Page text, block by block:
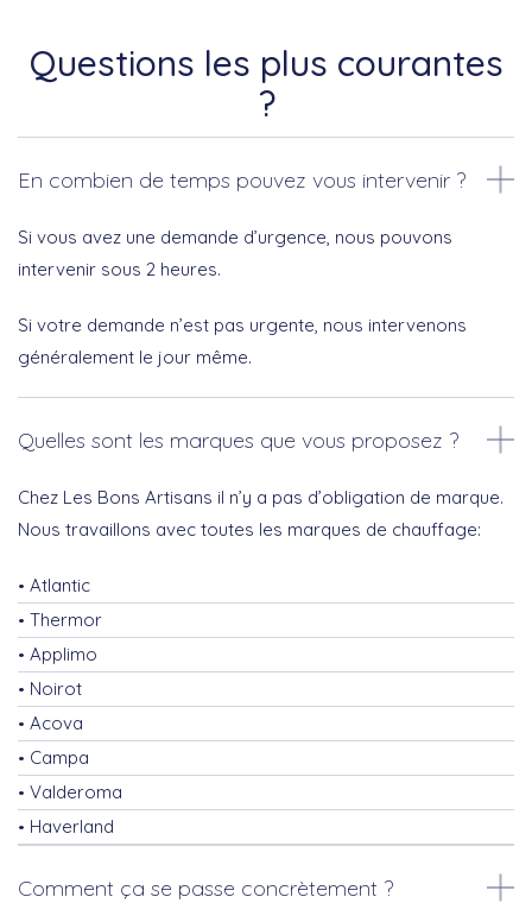
Questions les plus courantes
?
En combien de temps pouvez vous intervenir ?
Si vous avez une demande d’urgence, nous pouvons
intervenir sous 2 heures.
Si votre demande n’est pas urgente, nous intervenons
généralement le jour même.
Quelles sont les marques que vous proposez ?
Chez Les Bons Artisans il n’y a pas d’obligation de marque.
Nous travaillons avec toutes les marques de chauffage:
Atlantic
Thermor
Applimo
Noirot
Acova
Campa
Valderoma
Haverland
Comment ça se passe concrètement ?